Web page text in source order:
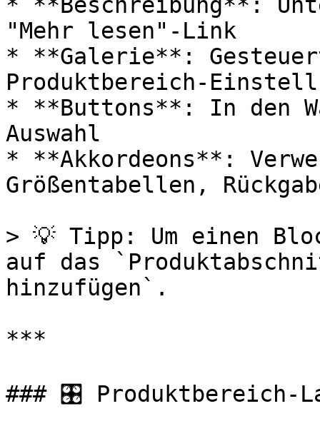
"Mehr lesen"-Link
* **Galerie**:
Produktbereich-
* **Buttons**: In den
Auswahl
* **Akkordeons**:
Größentabellen,
> 💡 Tipp: Um einen
auf das
hinzufügen`.
***
### 🎛️ Produktbereich-